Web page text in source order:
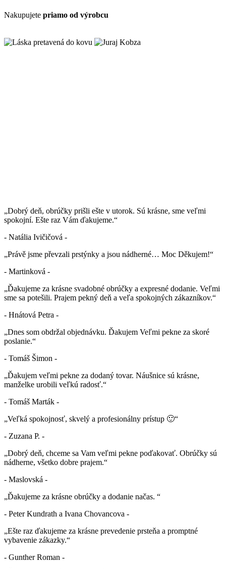
Nakupujete priamo od výrobcu
„Dobrý deň, obrúčky prišli ešte v utorok. Sú krásne, sme veľmi
spokojní. Ešte raz Vám ďakujeme.“
- Natália Ivičičová -
„Právě jsme převzali prstýnky a jsou nádherné… Moc Děkujem!“
- Martinková -
„Ďakujeme za krásne svadobné obrúčky a expresné dodanie. Veľmi
sme sa potešili. Prajem pekný deň a veľa spokojných zákazníkov.“
- Hnátová Petra -
„Dnes som obdržal objednávku. Ďakujem Veľmi pekne za skoré
poslanie.“
- Tomáš Šimon -
„Ďakujem veľmi pekne za dodaný tovar. Náušnice sú krásne,
manželke urobili veľkú radosť.“
- Tomáš Marták -
„Veľká spokojnosť, skvelý a profesionálny prístup 🙂“
- Zuzana P. -
„Dobrý deň, chceme sa Vam veľmi pekne poďakovať. Obrúčky sú
nádherne, všetko dobre prajem.“
- Maslovská -
„Ďakujeme za krásne obrúčky a dodanie načas. “
- Peter Kundrath a Ivana Chovancova -
„Ešte raz ďakujeme za krásne prevedenie prsteňa a promptné
vybavenie zákazky.“
- Gunther Roman -